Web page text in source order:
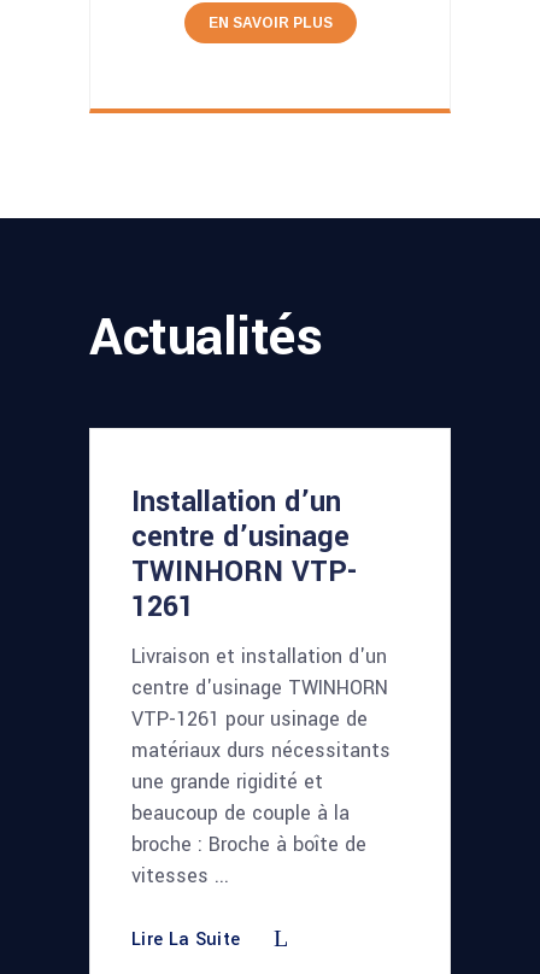
EN SAVOIR PLUS
Actualités
Installation d’un
centre d’usinage
TWINHORN VTP-
1261
Livraison et installation d'un
centre d'usinage TWINHORN
VTP-1261 pour usinage de
matériaux durs nécessitants
une grande rigidité et
beaucoup de couple à la
broche : Broche à boîte de
vitesses
Lire La Suite